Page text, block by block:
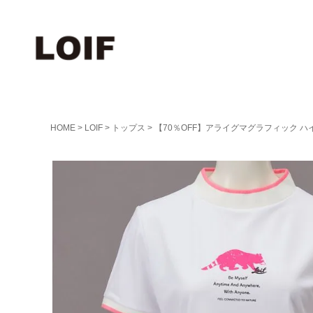
HOME LOIF トップス 【70％OFF】アライグマグラフィック